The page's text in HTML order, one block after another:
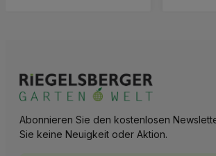
Abonnieren Sie den kostenlosen
Sie keine Neuigkeit oder Aktion.